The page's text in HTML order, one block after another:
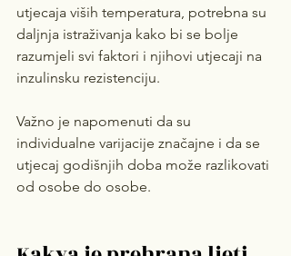
utjecaja viših temperatura, potrebna su
daljnja istraživanja kako bi se bolje
razumjeli svi faktori i njihovi utjecaji na
inzulinsku rezistenciju.
Važno je napomenuti da su
individualne varijacije značajne i da se
utjecaj godišnjih doba može razlikovati
od osobe do osobe.